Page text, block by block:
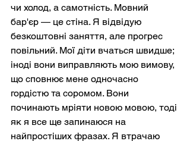
чи холод, а самотність. Мовний
бар'єр — це стіна. Я відвідую
безкоштовні заняття, але прогрес
повільний. Мої діти вчаться швидше;
іноді вони виправляють мою вимову,
що сповнює мене одночасно
гордістю та соромом. Вони
починають мріяти новою мовою, тоді
як я все ще запинаюся на
найпростіших фразах. Я втрачаю